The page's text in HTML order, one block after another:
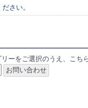
さい。
ーをご選択のうえ、こち